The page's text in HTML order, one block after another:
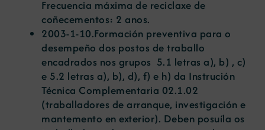
Frecuencia máxima de reciclaxe de
coñecementos: 2 anos.
2003-1-10.Formación preventiva para o
desempeño dos postos de traballo
encadrados nos grupos 5.1 letras a), b) , c)
e 5.2 letras a), b), d), f) e h) da Instrución
Técnica Complementaria 02.1.02
(traballadores de arranque, investigación e
mantemento en exterior). Deben posuíla os